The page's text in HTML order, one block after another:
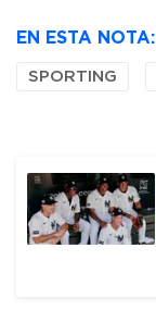
EN ESTA NOTA:
SPORTING